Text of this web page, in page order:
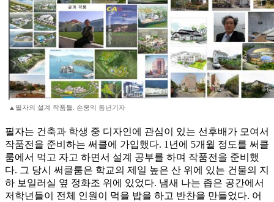
▲필자의 설계 작품들. 손웅익 동년기자
필자는 건축과 학생 중 디자인에 관심이 있는 선후배가 모여서
작품전을 준비하는 써클에 가입했다. 1년에 5개월 정도를 써클
룸에서 먹고 자고 하면서 설계 공부를 하며 작품전을 준비했
다. 그 당시 써클룸은 학교의 제일 높은 산 위에 있는 건물의 지
하 보일러실 옆 정화조 위에 있었다. 냄새 나는 좁은 공간에서
저학년들이 전체 인원이 먹을 밥을 하고 반찬을 만들었다. 어